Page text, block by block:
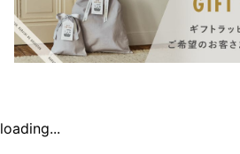
loading...